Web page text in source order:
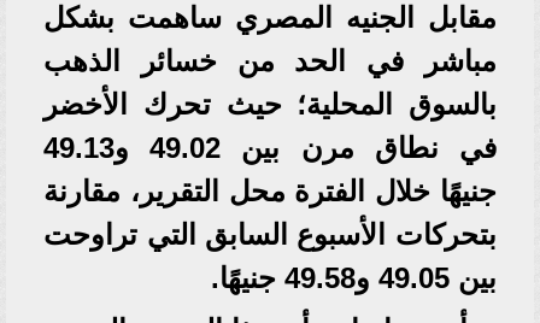
مقابل الجنيه المصري ساهمت بشكل
مباشر في الحد من خسائر الذهب
بالسوق المحلية؛ حيث تحرك الأخضر
في نطاق مرن بين 49.02 و49.13
جنيهًا خلال الفترة محل التقرير، مقارنة
بتحركات الأسبوع السابق التي تراوحت
بين 49.05 و49.58 جنيهًا.